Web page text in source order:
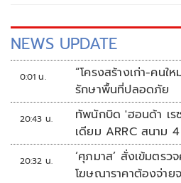
NEWS UPDATE
0:01 น.
“โครงสร้างเก่า-คนใหม่”บีอาร์
รักษาพื้นที่ปลอดภัย
20:43 น.
ทัพนักบิด 'ฮอนด้า เร
เดียม ARRC สนาม
20:32 น.
‘ศุภมาส’ สั่งเข้มตรว
โฆษณาราคาต้องจ่าย